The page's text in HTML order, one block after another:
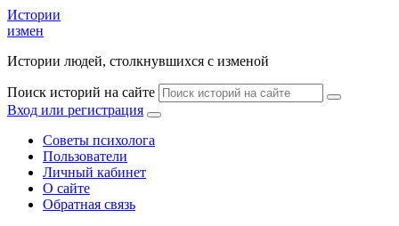
Истории
измен
Истории людей, столкнувшихся с изменой
Поиск историй на сайте
Вход или регистрация
Советы психолога
Пользователи
Личный кабинет
О сайте
Обратная связь